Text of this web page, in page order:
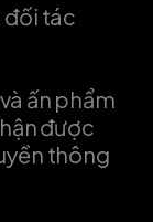
đối tác
ấn phẩm
được
thông